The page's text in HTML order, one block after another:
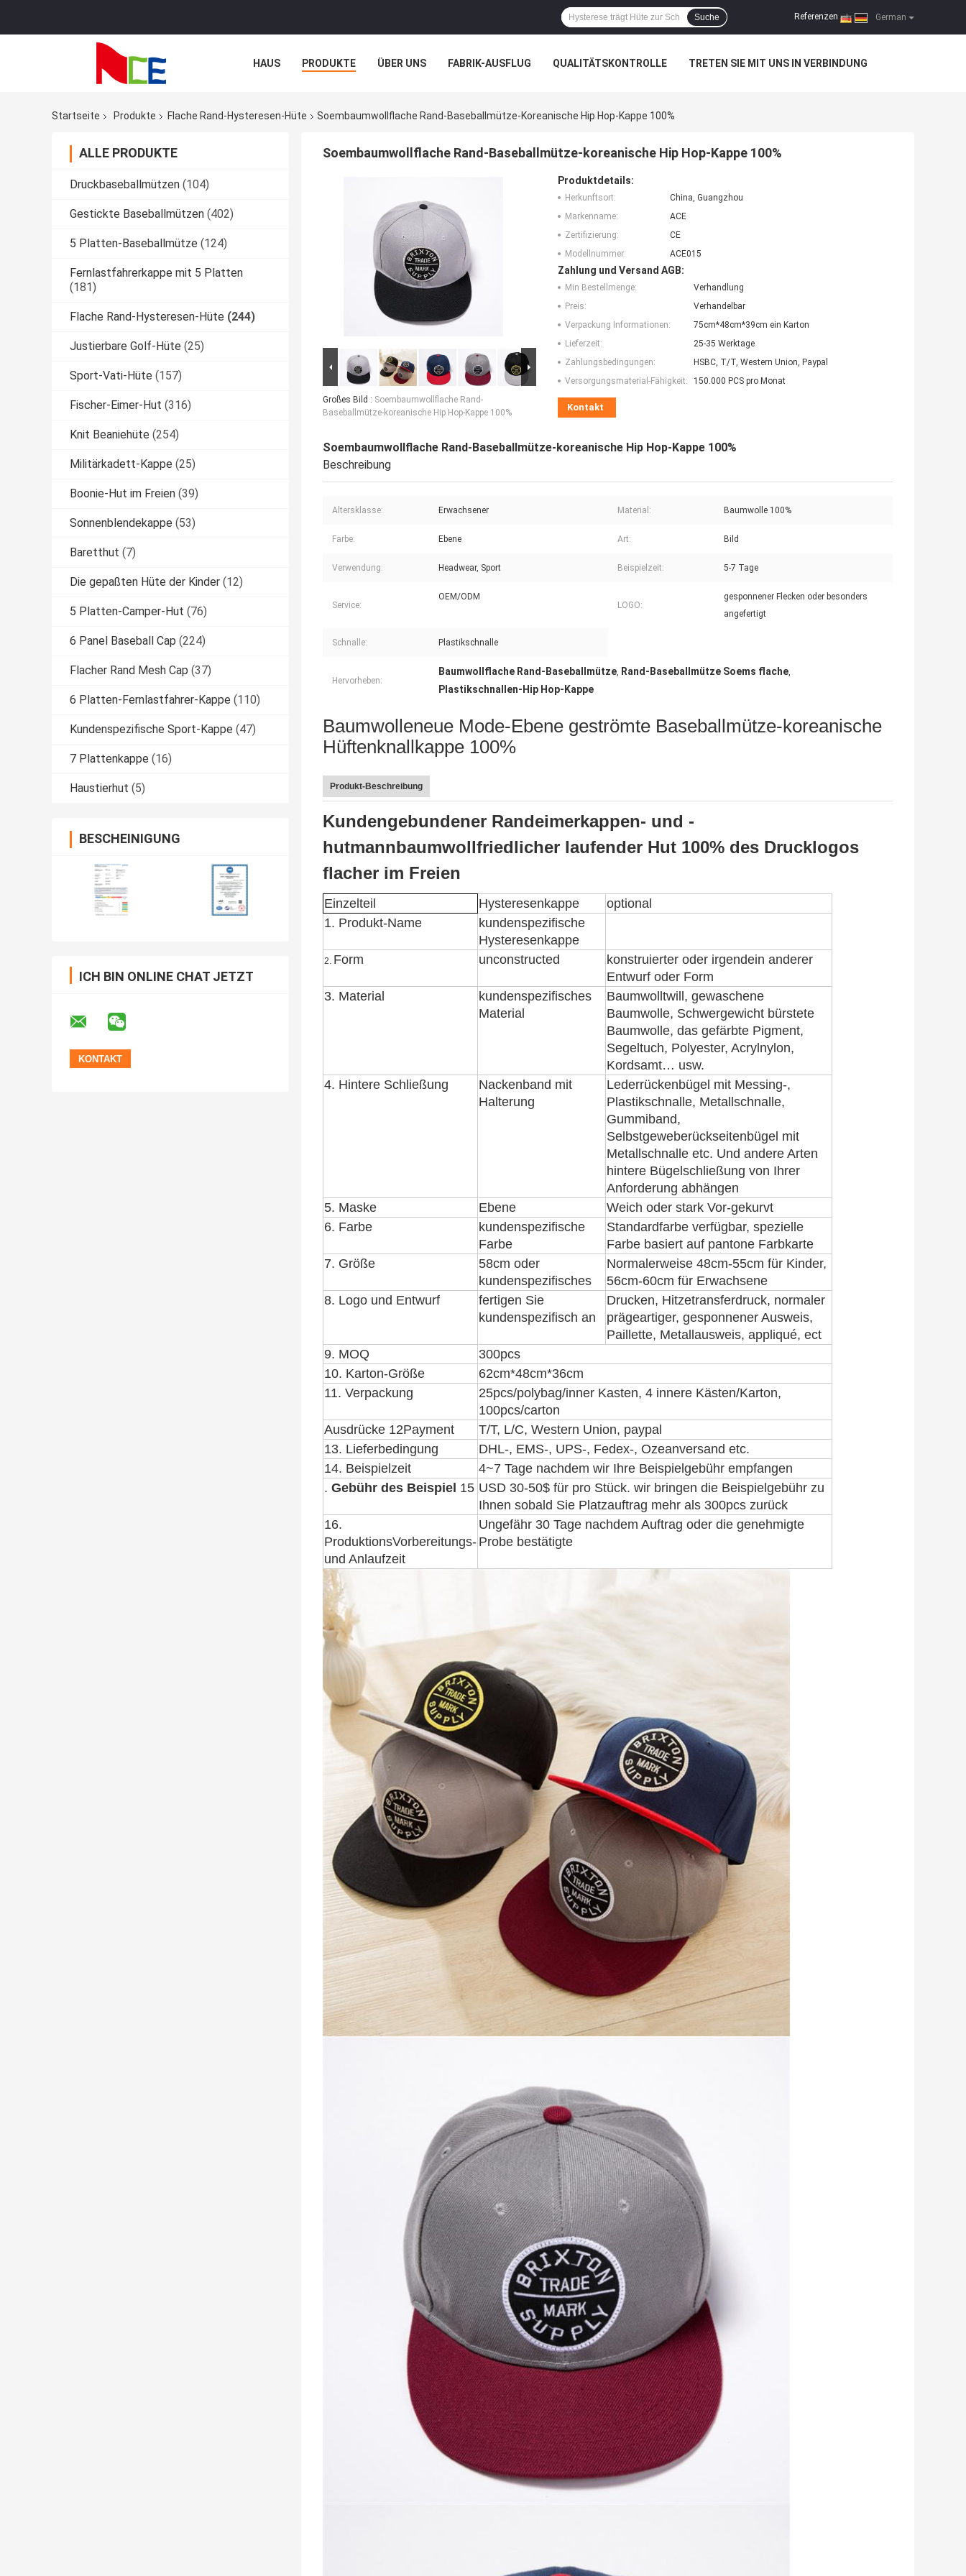
German
Referenzen |
Suche
HAUS PRODUKTE ÜBER UNS FABRIK-AUSFLUG QUALITÄTSKONTROLLE TRETEN SIE MIT UNS IN VERBINDUNG
Startseite
Produkte Flache Rand-Hysteresen-Hüte Soembaumwollflache Rand-Baseballmütze-Koreanische Hip Hop-Kappe 100%
ALLE PRODUKTE
Druckbaseballmützen (104)
Gestickte Baseballmützen (402)
5 Platten-Baseballmütze (124)
Fernlastfahrerkappe mit 5 Platten
(181)
Flache Rand-Hysteresen-Hüte (244)
Justierbare Golf-Hüte (25)
Sport-Vati-Hüte (157)
Fischer-Eimer-Hut (316)
Knit Beaniehüte (254)
Militärkadett-Kappe (25)
Boonie-Hut im Freien (39)
Sonnenblendekappe (53)
Baretthut (7)
Die gepaßten Hüte der Kinder (12)
5 Platten-Camper-Hut (76)
6 Panel Baseball Cap (224)
Flacher Rand Mesh Cap (37)
6 Platten-Fernlastfahrer-Kappe (110)
Kundenspezifische Sport-Kappe (47)
7 Plattenkappe (16)
Haustierhut (5)
BESCHEINIGUNG
ICH BIN ONLINE CHAT JETZT
Soembaumwollflache Rand-Baseballmütze-koreanische Hip Hop-Kappe 100%
Großes Bild : Soembaumwollflache Rand-
Baseballmütze-koreanische Hip Hop-Kappe 100%
Produktdetails:
Herkunftsort:
China, Guangzhou
Markenname:
ACE
Zertifizierung:
CE
Modellnummer:
ACE015
Zahlung und Versand AGB:
Min Bestellmenge:
Verhandlung
Preis:
Verhandelbar
Verpackung Informationen:
75cm*48cm*39cm ein Karton
Lieferzeit:
25-35 Werktage
Zahlungsbedingungen:
HSBC, T/T, Western Union, Paypal
Versorgungsmaterial-Fähigkeit:
150.000 PCS pro Monat
Kontakt
Soembaumwollflache Rand-Baseballmütze-koreanische Hip Hop-Kappe 100%
Beschreibung
Altersklasse: Erwachsener Material: Baumwolle 100%
Farbe: Ebene Art: Bild
Verwendung: Headwear, Sport Beispielzeit: 5-7 Tage
Service:
OEM/ODM
LOGO:
gesponnener Flecken oder besonders
angefertigt
Schnalle: Plastikschnalle
Hervorheben:
Baumwollflache Rand-Baseballmütze, Rand-Baseballmütze Soems flache,
Plastikschnallen-Hip Hop-Kappe
Baumwolleneue Mode-Ebene geströmte Baseballmütze-koreanische
Hüftenknallkappe 100%
Produkt-Beschreibung
Kundengebundener Randeimerkappen- und -
hutmannbaumwollfriedlicher laufender Hut 100% des Drucklogos
flacher im Freien
Einzelteil Hysteresenkappe
optional
1. Produkt-Name
kundenspezifische
Hysteresenkappe
2. Form unconstructed
konstruierter oder irgendein anderer
Entwurf oder Form
3. Material
kundenspezifisches
Material
Baumwolltwill, gewaschene
Baumwolle, Schwergewicht bürstete
Baumwolle, das gefärbte Pigment,
Segeltuch, Polyester, Acrylnylon,
Kordsamt… usw.
4. Hintere Schließung
Nackenband mit
Halterung
Lederrückenbügel mit Messing-,
Plastikschnalle, Metallschnalle,
Gummiband,
Selbstgeweberückseitenbügel mit
Metallschnalle etc. Und andere Arten
hintere Bügelschließung von Ihrer
Anforderung abhängen
5. Maske
Ebene
Weich oder stark Vor-gekurvt
6. Farbe
kundenspezifische
Farbe
Standardfarbe verfügbar, spezielle
Farbe basiert auf pantone Farbkarte
7. Größe
58cm oder
kundenspezifisches
Normalerweise 48cm-55cm für Kinder,
56cm-60cm für Erwachsene
8. Logo und Entwurf
fertigen Sie
kundenspezifisch an
Drucken, Hitzetransferdruck, normaler
prägeartiger, gesponnener Ausweis,
Paillette, Metallausweis, appliqué, ect
9. MOQ
300pcs
10. Karton-Größe
62cm*48cm*36cm
11. Verpackung
25pcs/polybag/inner Kasten, 4 innere Kästen/Karton,
100pcs/carton
Ausdrücke 12Payment
T/T, L/C, Western Union, paypal
13. Lieferbedingung
DHL-, EMS-, UPS-, Fedex-, Ozeanversand etc.
14. Beispielzeit
4~7 Tage nachdem wir Ihre Beispielgebühr empfangen
. Gebühr des Beispiel 15 USD 30-50$ für pro Stück. wir bringen die Beispielgebühr zu
Ihnen sobald Sie Platzauftrag mehr als 300pcs zurück
16.
ProduktionsVorbereitungs-
und Anlaufzeit
Ungefähr 30 Tage nachdem Auftrag oder die genehmigte
Probe bestätigte